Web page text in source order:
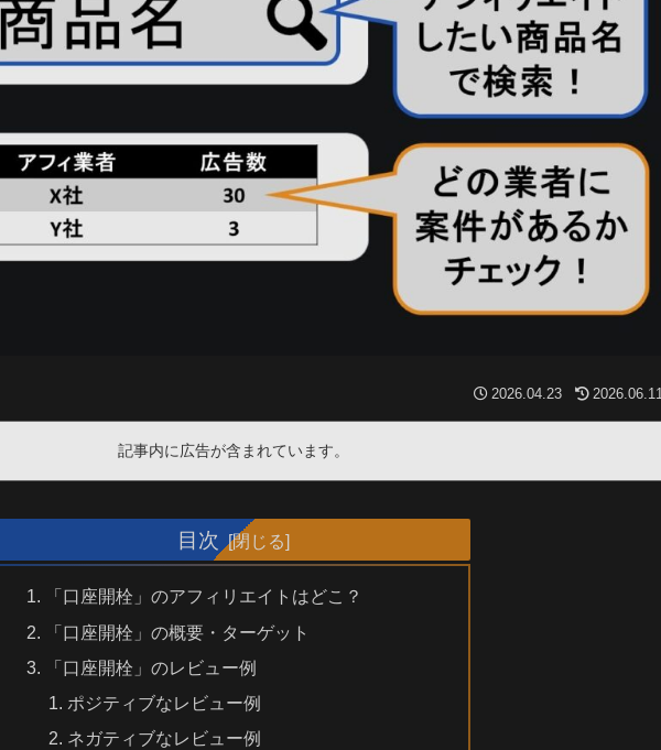
2026.04.23 2026.06.11
記事内に広告が含まれています。
目次
「口座開栓」のアフィリエイトはどこ？
「口座開栓」の概要・ターゲット
「口座開栓」のレビュー例
ポジティブなレビュー例
ネガティブなレビュー例